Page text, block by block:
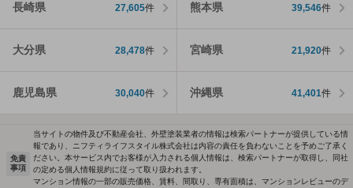
長崎県 27,605件 熊本県 39,546件
大分県 28,478件 宮崎県 21,920件
鹿児島県 30,040件 沖縄県 41,401件
免責
事項
当サイトの物件及び不動産会社、外壁塗装業者の情報は検索パートナーが提供している情
報であり、ニフティライフスタイル株式会社は内容の責任を負わないことを予めご了承く
ださい。本サービス内でお客様が入力される個人情報は、検索パートナーが取得し、同社
の定める個人情報規約に従って取り扱われます。
マンション情報の一部の販売価格、賃料、間取り、専有面積は、マンションレビューのデ